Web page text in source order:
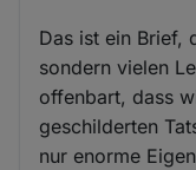
Das ist ein Brief,
sondern vielen
offenbart, dass
geschilderten
nur enorme